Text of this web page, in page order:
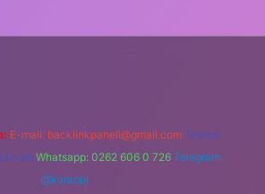
E-mail: backlinkpaneli@gmail.com Teams:
Whatsapp: 0262 606 0 726 Telegram:
@karabul